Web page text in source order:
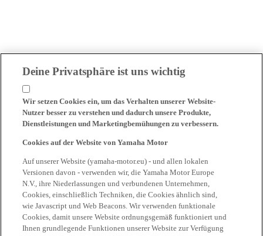
Deine Privatsphäre ist uns wichtig
Wir setzen Cookies ein, um das Verhalten unserer Website-
Nutzer besser zu verstehen und dadurch unsere Produkte,
Dienstleistungen und Marketingbemühungen zu verbessern.
Cookies auf der Website von Yamaha Motor
Auf unserer Website (yamaha-motor.eu) - und allen lokalen
Versionen davon - verwenden wir, die Yamaha Motor Europe
N.V., ihre Niederlassungen und verbundenen Unternehmen,
Cookies, einschließlich Techniken, die Cookies ähnlich sind,
wie Javascript und Web Beacons. Wir verwenden funktionale
Cookies, damit unsere Website ordnungsgemäß funktioniert und
Ihnen grundlegende Funktionen unserer Website zur Verfügung